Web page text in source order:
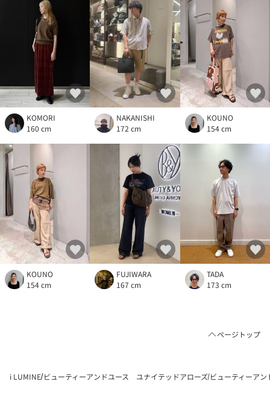
KOMORI
160 cm
NAKANISHI
172 cm
KOUNO
154 cm
KOUNO
154 cm
FUJIWARA
167 cm
TADA
173 cm
ページトップ
i LUMINE ビューティーアンドユース ユナイテッドアローズ ビューティーア